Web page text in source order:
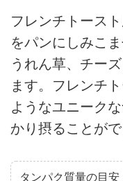
フレンチトース
をパンにしみこ
うれん草、チー
ます。フレンチ
ようなユニーク
かり摂ることがで
タンパク質量の目安